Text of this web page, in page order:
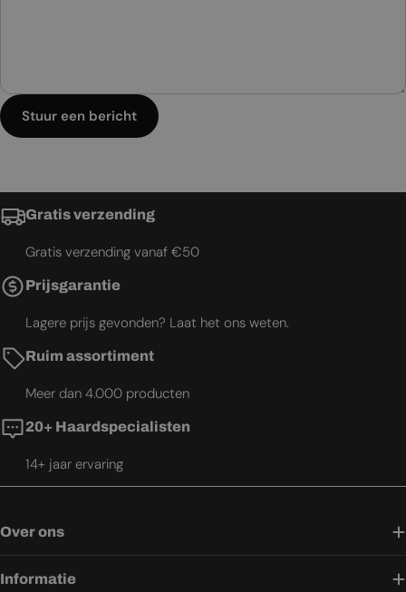
Stuur een bericht
Gratis verzending
Gratis verzending vanaf €50
Prijsgarantie
Lagere prijs gevonden? Laat het ons weten.
Ruim assortiment
Meer dan 4.000 producten
20+ Haardspecialisten
14+ jaar ervaring
Over ons
Informatie